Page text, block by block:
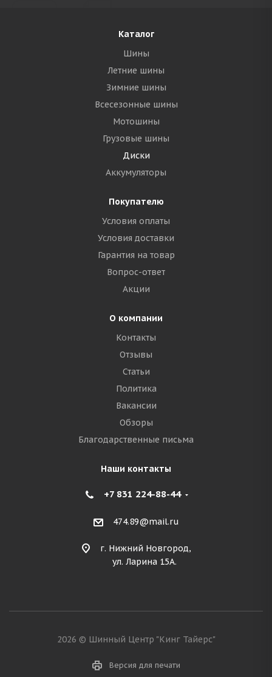
Каталог
Шины
Летние шины
Зимние шины
Всесезонные шины
Мотошины
Грузовые шины
Диски
Аккумуляторы
Покупателю
Условия оплаты
Условия доставки
Гарантия на товар
Вопрос-ответ
Акции
О компании
Контакты
Отзывы
Статьи
Политика
Вакансии
Обзоры
Благодарственные письма
Наши контакты
+7 831 224-88-44
474.89@mail.ru
г. Нижний Новгород,
ул. Ларина 15А.
2026 © Шинный Центр "Кинг Тайерс"
Версия для печати